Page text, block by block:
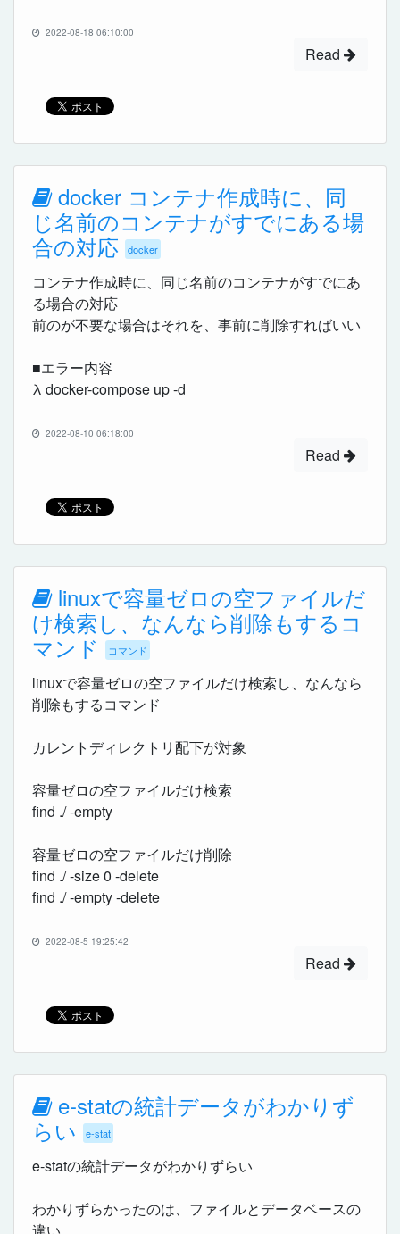
2022-08-18 06:10:00
Read
docker コンテナ作成時に、同
じ名前のコンテナがすでにある場
合の対応
docker
コンテナ作成時に、同じ名前のコンテナがすでにあ
る場合の対応
前のが不要な場合はそれを、事前に削除すればいい
■エラー内容
λ docker-compose up -d
2022-08-10 06:18:00
Read
linuxで容量ゼロの空ファイルだ
け検索し、なんなら削除もするコ
マンド
コマンド
linuxで容量ゼロの空ファイルだけ検索し、なんなら
削除もするコマンド
カレントディレクトリ配下が対象
容量ゼロの空ファイルだけ検索
find ./ -empty
容量ゼロの空ファイルだけ削除
find ./ -size 0 -delete
find ./ -empty -delete
2022-08-5 19:25:42
Read
e-statの統計データがわかりず
らい
e-stat
e-statの統計データがわかりずらい
わかりずらかったのは、ファイルとデータベースの
違い